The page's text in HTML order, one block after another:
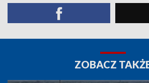
ZOBACZ